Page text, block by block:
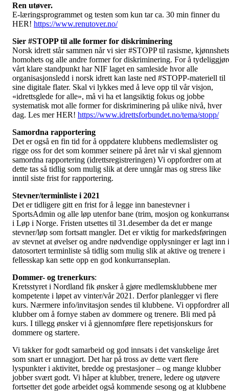
Ren utøver.
E-læringsprogrammet og testen som kun tar ca. 30 min finner du
HER! https://www.renutover.no/
Sier #STOPP til alle former for diskriminering
Norsk idrett står sammen når vi sier #STOPP til rasisme,
homohets og alle andre former for diskriminering. For å
vårt klare standpunkt har NIF laget en samleside hvor alle
organisasjonsledd i norsk idrett kan laste ned #STOPP-materiell til
sine digitale flater. Skal vi lykkes med å leve opp til vår visjon,
«idrettsglede for alle», må vi ha et langsiktig fokus og jobbe
systematisk mot alle former for diskriminering på ulike nivå, hver
dag. Les mer HER! https://www.idrettsforbundet.no/tema/stopp/
Samordna rapportering
Det er også en fin tid for å oppdatere klubbens medlemslister og
rigge oss for det som kommer seinere på året når vi skal gjennom
samordna rapportering (idrettsregistreringen) Vi oppfordrer om at
dette tas så tidlig som mulig slik at dere unngår mas og stress like
inntil siste frist for rapportering.
Stevner/terminliste i 2021
Det er tidligere gitt en frist for å legge inn banestevner i
SportsAdmin og alle løp utenfor bane (trim, mosjon og
i Løp i Norge. Fristen utsettes til 31.desember da det er mange
stevner/løp som fortsatt mangler. Det er viktig for markedsføringen
av stevnet at øvelser og andre nødvendige opplysninger er lagt inn i
datosortert terminliste så tidlig som mulig slik at aktive og trenere i
fellesskap kan sette opp en god konkurranseplan.
Dommer- og trenerkurs:
Kretsstyret i Nordland fik ønsker å gjøre medlemsklubbene mer
kompetente i løpet av vinter/vår 2021. Derfor planlegger vi flere
kurs. Nærmere info/invitasjon sendes til klubbene. Vi oppfordrer
klubber om å fornye staben av dommere og trenere. Bli med på
kurs. I tillegg ønsker vi å gjennomføre flere repetisjonskurs for
dommere og startere.
Vi takker for godt samarbeid og god innsats i det vanskelige året
som snart er unnagjort. Det har på tross av dette vært flere
lyspunkter i aktivitet, bredde og prestasjoner – og mange klubber
jobber svært godt. Vi håper at klubber, trenere, ledere og utøvere
fortsetter det gode arbeidet også kommende sesong og at klubbene